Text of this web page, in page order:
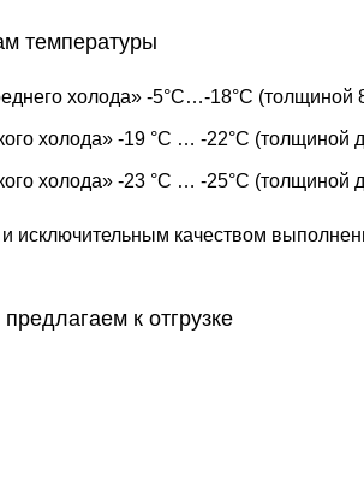
температуры
холода» -5°С…-18°С (толщиной
холода» -19 °С … -22°С (толщиной
холода» -23 °С … -25°С (толщиной
исключительным качеством
к отгрузке